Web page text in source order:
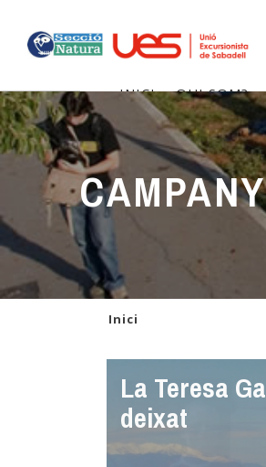
contingut
principal
INICI QUI SOM?
Inici
La Teresa
deixat